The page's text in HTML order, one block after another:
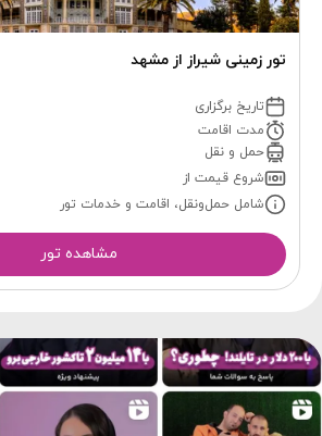
تور زمینی شیراز از مشهد
تاریخ برگزاری
مدت اقامت
حمل و نقل
شروع قیمت از
شامل حمل‌ونقل، اقامت و خدمات تور
مشاهده تور